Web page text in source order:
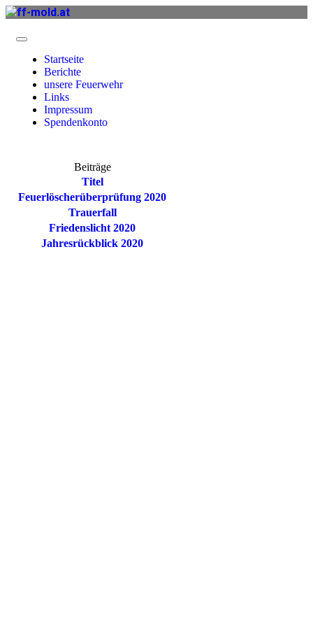
Startseite
Berichte
unsere Feuerwehr
Links
Impressum
Spendenkonto
Beiträge
Titel
Feuerlöscherüberprüfung 2020
Trauerfall
Friedenslicht 2020
Jahresrückblick 2020